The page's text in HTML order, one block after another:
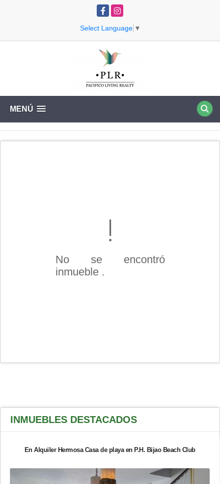
FacebookInstagram
Select Language ▼
MENÚ
No se encontró
inmueble .
INMUEBLES DESTACADOS
En Alquiler Hermosa Casa de playa en P.H. Bijao Beach Club